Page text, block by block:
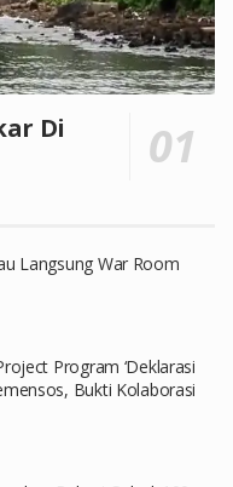
Di
Langsung War Room
Program ‘Deklarasi
Bukti Kolaborasi